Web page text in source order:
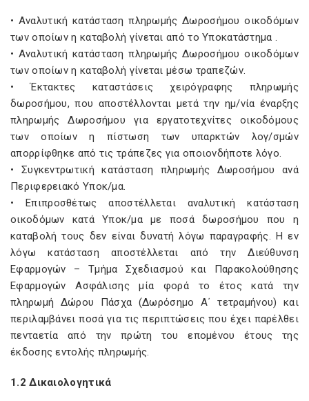
• Αναλυτική κατάσταση πληρωμής Δωροσήμου οικοδόμων
των οποίων η καταβολή γίνεται από το Υποκατάστημα .
• Αναλυτική κατάσταση πληρωμής Δωροσήμου οικοδόμων
των οποίων η καταβολή γίνεται μέσω τραπεζών.
• Έκτακτες καταστάσεις χειρόγραφης πληρωμής
δωροσήμου, που αποστέλλονται μετά την ημ/νία έναρξης
πληρωμής Δωροσήμου για εργατοτεχνίτες οικοδόμους
των οποίων η πίστωση των υπαρκτών λογ/σμών
απορρίφθηκε από τις τράπεζες για οποιονδήποτε λόγο.
• Συγκεντρωτική κατάσταση πληρωμής Δωροσήμου ανά
Περιφερειακό Υποκ/μα.
• Επιπροσθέτως αποστέλλεται αναλυτική κατάσταση
οικοδόμων κατά Υποκ/μα με ποσά δωροσήμου που η
καταβολή τους δεν είναι δυνατή λόγω παραγραφής. Η εν
λόγω κατάσταση αποστέλλεται από την Διεύθυνση
Εφαρμογών – Τμήμα Σχεδιασμού και Παρακολούθησης
Εφαρμογών Ασφάλισης μία φορά το έτος κατά την
πληρωμή Δώρου Πάσχα (Δωρόσημο Α΄ τετραμήνου) και
περιλαμβάνει ποσά για τις περιπτώσεις που έχει παρέλθει
πενταετία από την πρώτη του επομένου έτους της
έκδοσης εντολής πληρωμής.
1.2 Δικαιολογητικά